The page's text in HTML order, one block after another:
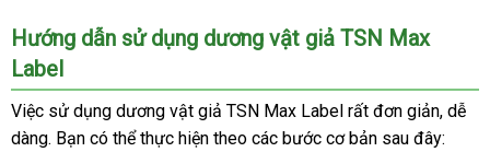
Hướng dẫn sử dụng dương vật giả TSN Max
Label
Việc sử dụng dương vật giả TSN Max Label giá
sỉ
rất đơn giảncao
cấp
, dễ
dàngbền
. Bạn khách
có thể thực hiện theo tiết
các bước cơ bản Đài
sau đây: